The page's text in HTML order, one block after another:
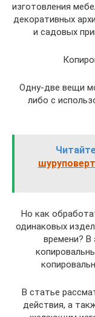
изготовления
декоративных
и садовых
Одну-две вещи
либо с
Но как
одинаковых
времени? В
В статье
действия, а